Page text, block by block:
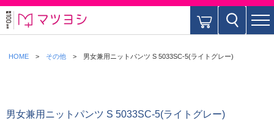
HOME その他 男女兼用ニットパンツ S 5033SC-5(ライトグレー)
男女兼用ニットパンツ S 5033SC-5(ライトグレー)